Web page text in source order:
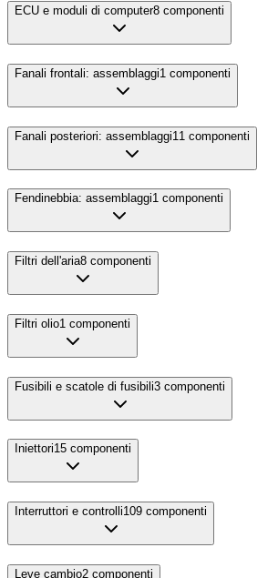
ECU e moduli di computer8 componenti
Fanali frontali: assemblaggi1 componenti
Fanali posteriori: assemblaggi11 componenti
Fendinebbia: assemblaggi1 componenti
Filtri dell'aria8 componenti
Filtri olio1 componenti
Fusibili e scatole di fusibili3 componenti
Iniettori15 componenti
Interruttori e controlli109 componenti
Leve cambio2 componenti